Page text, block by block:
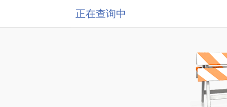
正在查询中